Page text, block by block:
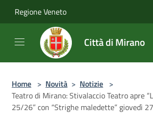
Regione Veneto
Città di Mirano
Home > Novità > Notizie >
Teatro di Mirano: Stivalaccio Teatro apre
25/26” con “Strighe maledette” giovedì